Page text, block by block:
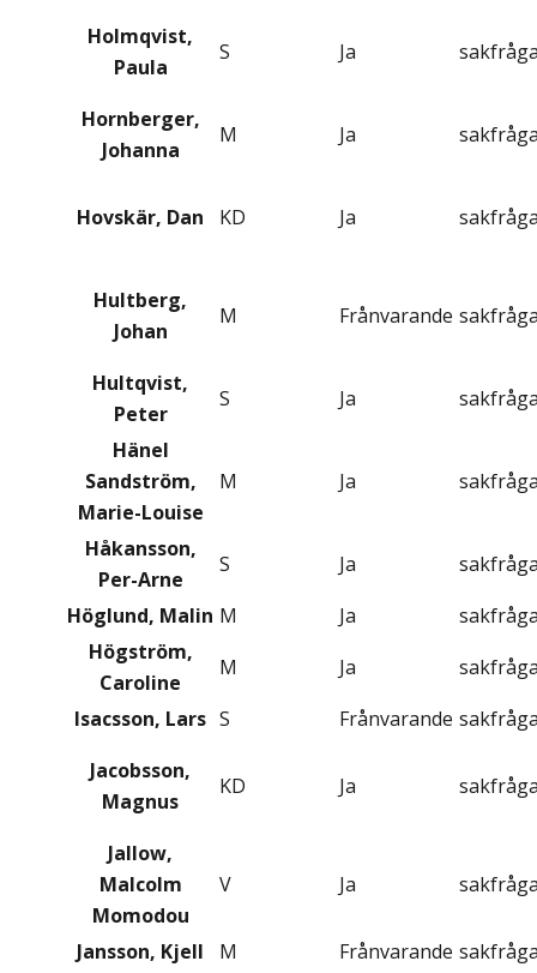
Holmqvist,
Paula
S Ja
Hornberger,
Johanna
M Ja
Hovskär, Dan KD Ja
Hultberg,
Johan
M Frånvarande
Hultqvist,
Peter
S Ja
Hänel
Sandström,
Marie-Louise
M Ja
Håkansson,
Per-Arne
S Ja
Höglund, Malin M Ja
Högström,
Caroline
M Ja
Isacsson, Lars S Frånvarande
Jacobsson,
Magnus
KD Ja
Jallow,
Malcolm
Momodou
V Ja
Jansson, Kjell M Frånvarande